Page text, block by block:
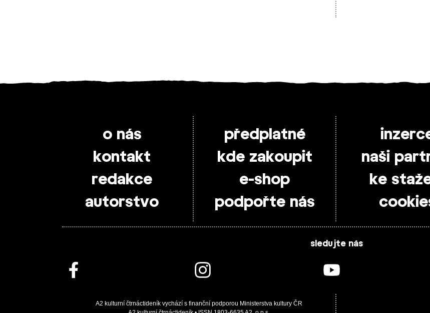
o nás
kontakt
redakce
autorstvo
předplatné
kde zakoupit
e-shop
podpořte nás
naši
ke
sledujte nás
A2 kulturní čtrnáctideník vychází s finanční podporou Ministerstva kultury ČR